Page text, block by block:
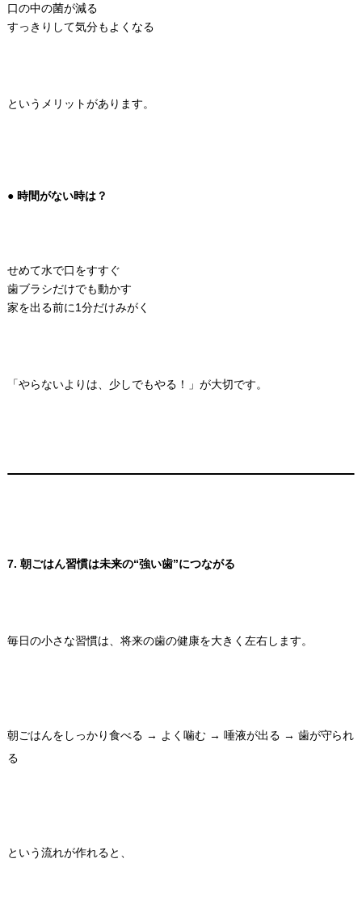
口の中の菌が減る
すっきりして気分もよくなる
というメリットがあります。
● 時間がない時は？
せめて水で口をすすぐ
歯ブラシだけでも動かす
家を出る前に1分だけみがく
「やらないよりは、少しでもやる！」が大切です。
7. 朝ごはん習慣は未来の“強い歯”につながる
毎日の小さな習慣は、将来の歯の健康を大きく左右します。
朝ごはんをしっかり食べる → よく噛む → 唾液が出る → 歯が守られ
る
という流れが作れると、